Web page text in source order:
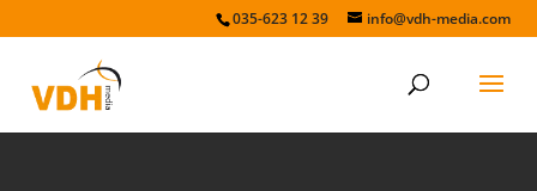
035-623 12 39 info@vdh-media.com